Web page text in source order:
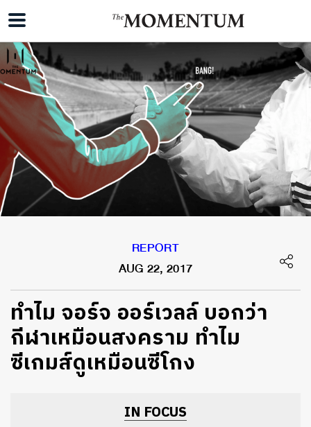
REPORT
AUG 22, 2017
​ทำไม จอร์จ ออร์เวลล์ บอกว่า
กีฬาเหมือนสงคราม ทำไม
ซีเกมส์ดูเหมือนซีโกง
IN FOCUS